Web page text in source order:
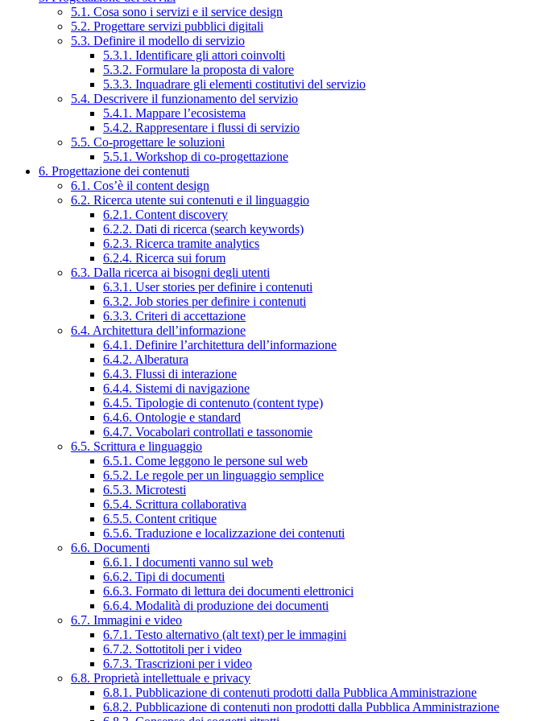
5.1. Cosa sono i servizi e il service design
5.2. Progettare servizi pubblici digitali
5.3. Definire il modello di servizio
5.3.1. Identificare gli attori coinvolti
5.3.2. Formulare la proposta di valore
5.3.3. Inquadrare gli elementi costitutivi del servizio
5.4. Descrivere il funzionamento del servizio
5.4.1. Mappare l’ecosistema
5.4.2. Rappresentare i flussi di servizio
5.5. Co-progettare le soluzioni
5.5.1. Workshop di co-progettazione
6. Progettazione dei contenuti
6.1. Cos’è il content design
6.2. Ricerca utente sui contenuti e il linguaggio
6.2.1. Content discovery
6.2.2. Dati di ricerca (search keywords)
6.2.3. Ricerca tramite analytics
6.2.4. Ricerca sui forum
6.3. Dalla ricerca ai bisogni degli utenti
6.3.1. User stories per definire i contenuti
6.3.2. Job stories per definire i contenuti
6.3.3. Criteri di accettazione
6.4. Architettura dell’informazione
6.4.1. Definire l’architettura dell’informazione
6.4.2. Alberatura
6.4.3. Flussi di interazione
6.4.4. Sistemi di navigazione
6.4.5. Tipologie di contenuto (content type)
6.4.6. Ontologie e standard
6.4.7. Vocabolari controllati e tassonomie
6.5. Scrittura e linguaggio
6.5.1. Come leggono le persone sul web
6.5.2. Le regole per un linguaggio semplice
6.5.3. Microtesti
6.5.4. Scrittura collaborativa
6.5.5. Content critique
6.5.6. Traduzione e localizzazione dei contenuti
6.6. Documenti
6.6.1. I documenti vanno sul web
6.6.2. Tipi di documenti
6.6.3. Formato di lettura dei documenti elettronici
6.6.4. Modalità di produzione dei documenti
6.7. Immagini e video
6.7.1. Testo alternativo (alt text) per le immagini
6.7.2. Sottotitoli per i video
6.7.3. Trascrizioni per i video
6.8. Proprietà intellettuale e privacy
6.8.1. Pubblicazione di contenuti prodotti dalla Pubblica Amministrazione
6.8.2. Pubblicazione di contenuti non prodotti dalla Pubblica Amministrazione